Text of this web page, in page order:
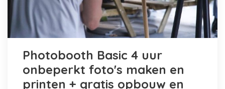
Photobooth Basic 4 uur
onbeperkt foto's maken en
printen + gratis opbouw en